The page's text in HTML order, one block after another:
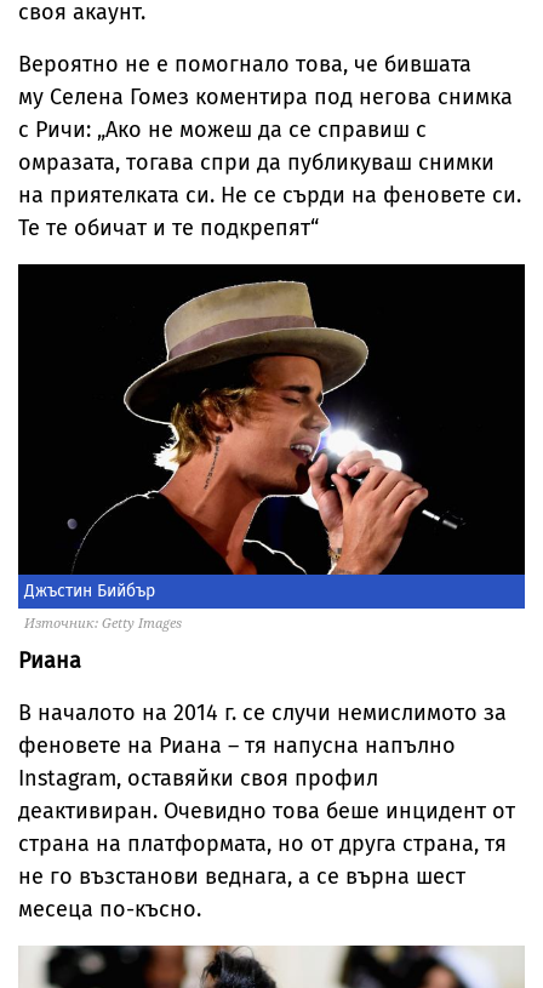
своя акаунт.
Вероятно не е помогнало това, че бившата
му Селена Гомез коментира под негова снимка
с Ричи: „Ако не можеш да се справиш с
омразата, тогава спри да публикуваш снимки
на приятелката си. Не се сърди на феновете си.
Те те обичат и те подкрепят“
Джъстин Бийбър
Източник: Getty Images
Риана
В началото на 2014 г. се случи немислимото за
феновете на Риана – тя напусна напълно
Instagram, оставяйки своя профил
деактивиран. Очевидно това беше инцидент от
страна на платформата, но от друга страна, тя
не го възстанови веднага, а се върна шест
месеца по-късно.